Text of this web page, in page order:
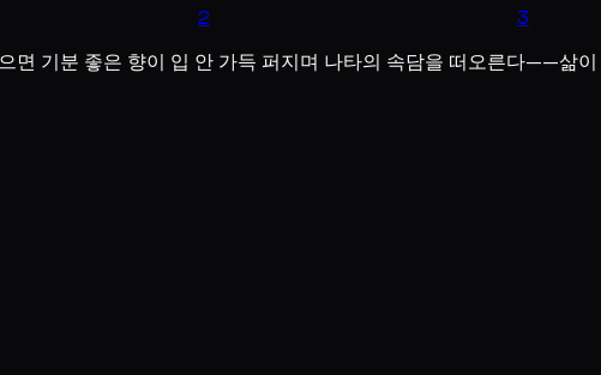
2 3
면 기분 좋은 향이 입 안 가득 퍼지며 나타의 속담을 떠오른다——삶